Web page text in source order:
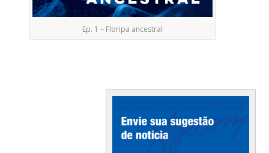
Ep. 1 – Floripa ancestral